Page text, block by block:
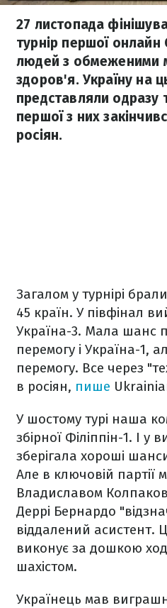
27 листопада
турнір першої онлайн
людей з обмеженими
здоров'я. Україну на
представляли одразу
першої з них
росіян.
Загалом у турнірі
45 країн. У півфінал
Україна-3. Мала шанс
перемогу і Україна-1,
перемогу. Все через
в росіян, пише
У шостому турі наша
збірної Філіппін-1. І у
зберігала хороші
Але в ключовій партії
Владиславом
Деррі Бернардо
віддалений асистент.
виконує за дошкою
шахістом.
Українець мав